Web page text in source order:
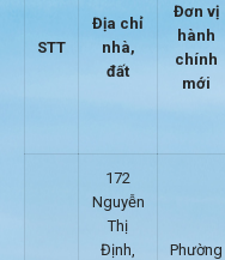
STT
Địa chỉ
nhà,
đất
Đơn vị
hành
chính
mới
172
Nguyễn
Thị
Định,
Phường